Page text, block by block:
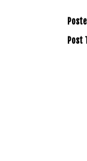
Post